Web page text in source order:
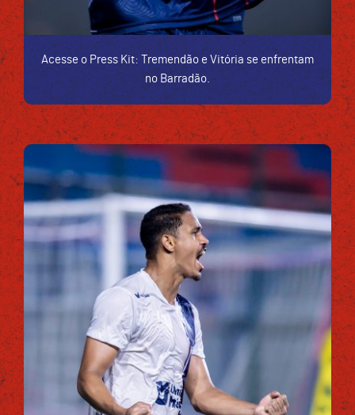
Acesse o Press Kit: Tremendão e Vitória se enfrentam
no Barradão.